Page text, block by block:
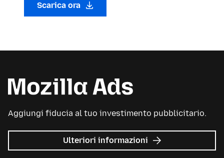
Scarica ora
Aggiungi fiducia al tuo investimento pubblicitario.
Ulteriori informazioni su
Mozilla